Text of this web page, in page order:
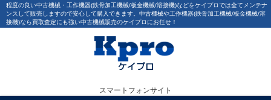
程度の良い中古機械・工作機器(鉄骨加工機械/板金機械/溶接機)などをケイプロでは全てメンテナ
ンスして販売しますので安心して購入できます。中古機械や工作機器(鉄骨加工機械/板金機械/溶
接機)なら買取査定にも強い中古機械販売のケイプロにお任せ！
スマートフォンサイト